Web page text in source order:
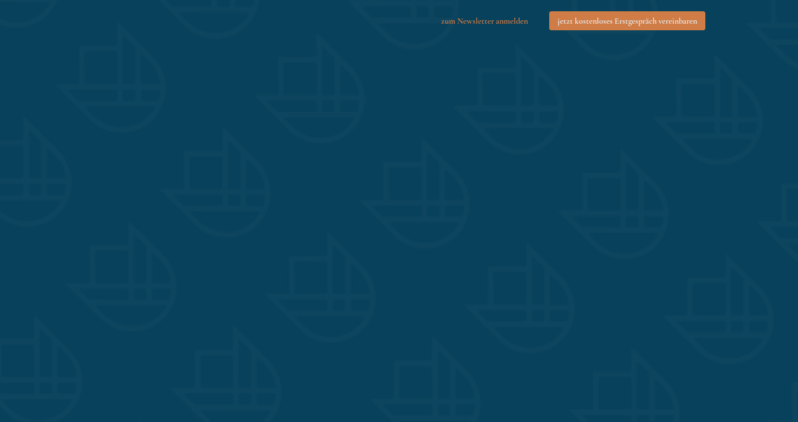
zum Newsletter anmelden jetzt kostenloses Erstgespräch vereinbaren